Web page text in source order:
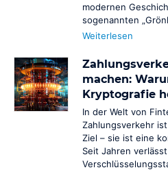
BaFin-konforme
Personaldienstleister
BaFin-konforme
Anrufen und Bezahlen
Zahlungen annehmen per Telefon
Online/In-Store/Mobile POS-
modernen
sogenannten
Weiterlesen
machen:
Kryptografie
In der Welt von
Zahlungsverkehr
Ziel – sie ist eine
Seit Jahren